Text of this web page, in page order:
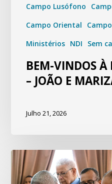
Campo Lusófono
Campo Oriental
Ministérios NDI Sem
BEM-VINDOS À
– JOÃO E
Julho 21, 2026